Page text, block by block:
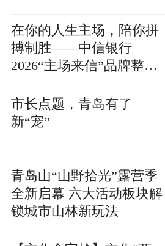
在你的人生主场，陪你拼
搏制胜——中信银行
2026“主场来信”品牌整合
市长点题，青岛有了
新“宠”
青岛山“山野拾光”露营季
全新启幕 六大活动板块解
锁城市山林新玩法